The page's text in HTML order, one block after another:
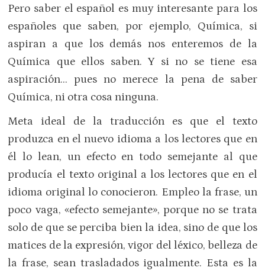
Pero saber el español es muy interesante para los
españoles que saben, por ejemplo, Química, si
aspiran a que los demás nos enteremos de la
Química que ellos saben. Y si no se tiene esa
aspiración… pues no merece la pena de saber
Química, ni otra cosa ninguna.
Meta ideal de la traducción es que el texto
produzca en el nuevo idioma a los lectores que en
él lo lean, un efecto en todo semejante al que
producía el texto original a los lectores que en el
idioma original lo conocieron. Empleo la frase, un
poco vaga, «efecto semejante», porque no se trata
solo de que se perciba bien la idea, sino de que los
matices de la expresión, vigor del léxico, belleza de
la frase, sean trasladados igualmente. Esta es la